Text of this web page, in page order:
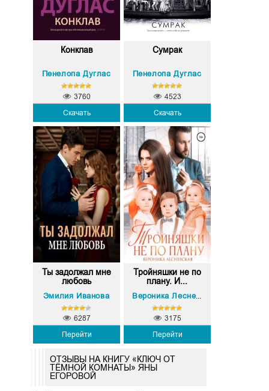
Конклав
Пенелопа Дуглас
Скачать
3760
Сумрак
Пенелопа Дуглас
Скачать
4523
Ты задолжал мне
любовь
Эмилия Иванова
Перейти
6287
Тройняшки не по
плану. И...
Вероника Лесневская
Перейти
3175
ОТЗЫВЫ НА КНИГУ «КЛЮЧ ОТ
ТЁМНОЙ КОМНАТЫ» ЯНЫ
ЕГОРОВОЙ